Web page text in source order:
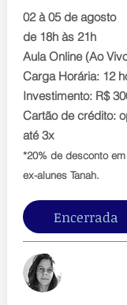
02 à 05 de agosto
de 18h às 21h
Aula Online (Ao
Carga Horária: 12
Investimento: R$
Cartão de crédito:
até 3x
*20% de desconto
ex-alunes Tanah.
Encerrada